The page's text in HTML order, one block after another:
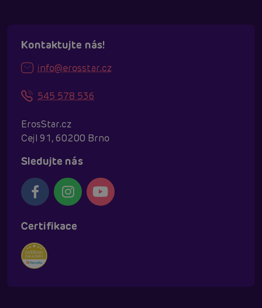
Kontaktujte nás!
info@erosstar.cz
545 578 536
ErosStar.cz
Cejl 91, 60200 Brno
Sledujte nás
Certifikace